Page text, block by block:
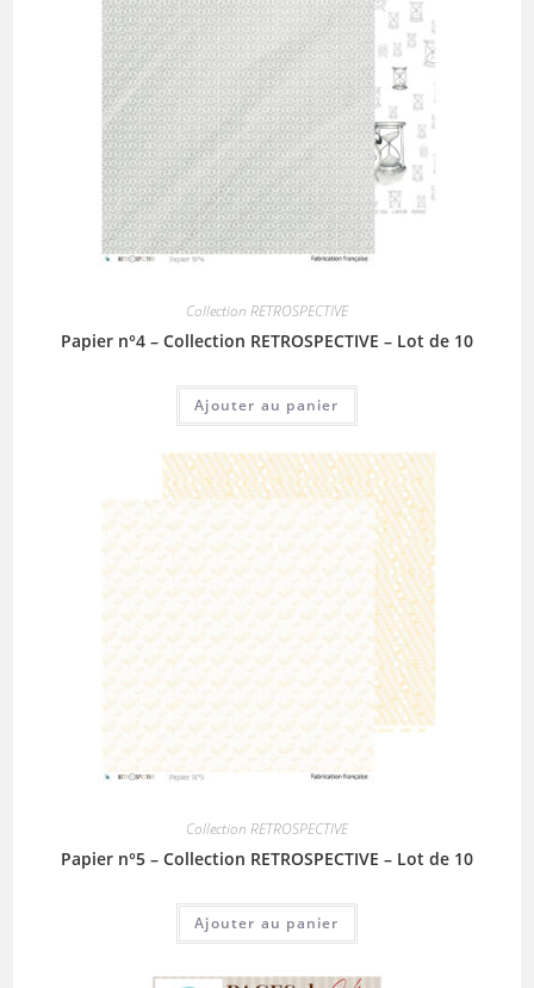
Collection RETROSPECTIVE
Papier n°4 – Collection RETROSPECTIVE – Lot de 10
Ajouter au panier
Collection RETROSPECTIVE
Papier n°5 – Collection RETROSPECTIVE – Lot de 10
Ajouter au panier